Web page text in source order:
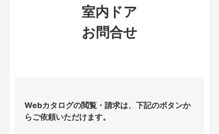
室内ドア
お問合せ
Webカタログの閲覧・請求は、下記のボタンか
らご依頼いただけます。